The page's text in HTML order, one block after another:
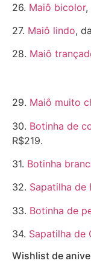
26. Maiô bicolor,
27. Maiô lindo,
28. Maiô
29. Maiô muito
30. Botinha de
R$219.
31. Botinha
32. Sapatilha de
33. Botinha de
34. Sapatilha de
Wishlist de